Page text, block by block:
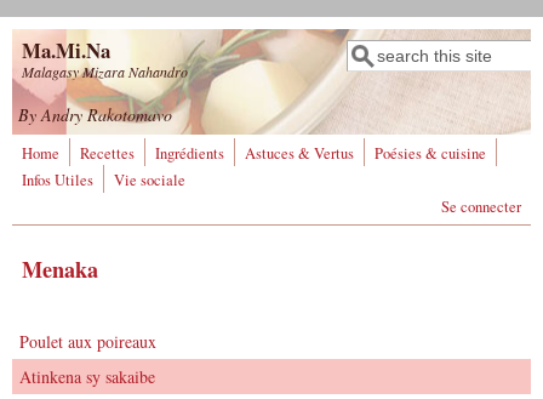
Aller au contenu principal
Ma.Mi.Na
Malagasy Mizara Nahandro
Formulaire de
recherche
Rechercher
By Andry Rakotomavo
Home Recettes Ingrédients Astuces & Vertus
Poésies & cuisine
Infos Utiles
Vie sociale
Se connecter
Menaka
Poulet aux poireaux
Atinkena sy sakaibe